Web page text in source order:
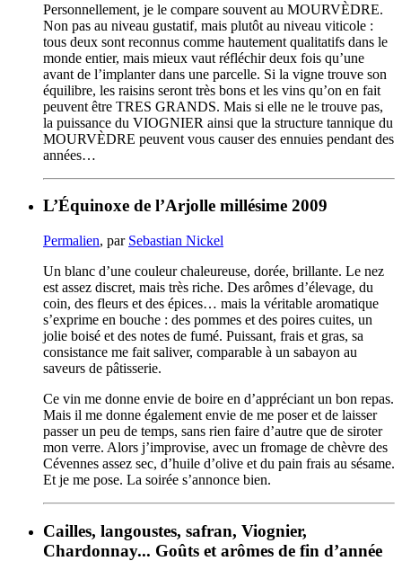
Personnellement, je le compare souvent au MOURVÈDRE.
Non pas au niveau gustatif, mais plutôt au niveau viticole :
tous deux sont reconnus comme hautement qualitatifs dans le
monde entier, mais mieux vaut réfléchir deux fois qu’une
avant de l’implanter dans une parcelle. Si la vigne trouve son
équilibre, les raisins seront très bons et les vins qu’on en fait
peuvent être TRES GRANDS. Mais si elle ne le trouve pas,
la puissance du VIOGNIER ainsi que la structure tannique du
MOURVÈDRE peuvent vous causer des ennuies pendant des
années…
L’Équinoxe de l’Arjolle millésime 2009
Permalien, par Sebastian Nickel
Un blanc d’une couleur chaleureuse, dorée, brillante. Le nez
est assez discret, mais très riche. Des arômes d’élevage, du
coin, des fleurs et des épices… mais la véritable aromatique
s’exprime en bouche : des pommes et des poires cuites, un
jolie boisé et des notes de fumé. Puissant, frais et gras, sa
consistance me fait saliver, comparable à un sabayon au
saveurs de pâtisserie.
Ce vin me donne envie de boire en d’appréciant un bon repas.
Mais il me donne également envie de me poser et de laisser
passer un peu de temps, sans rien faire d’autre que de siroter
mon verre. Alors j’improvise, avec un fromage de chèvre des
Cévennes assez sec, d’huile d’olive et du pain frais au sésame.
Et je me pose. La soirée s’annonce bien.
Cailles, langoustes, safran, Viognier,
Chardonnay... Goûts et arômes de fin d’année